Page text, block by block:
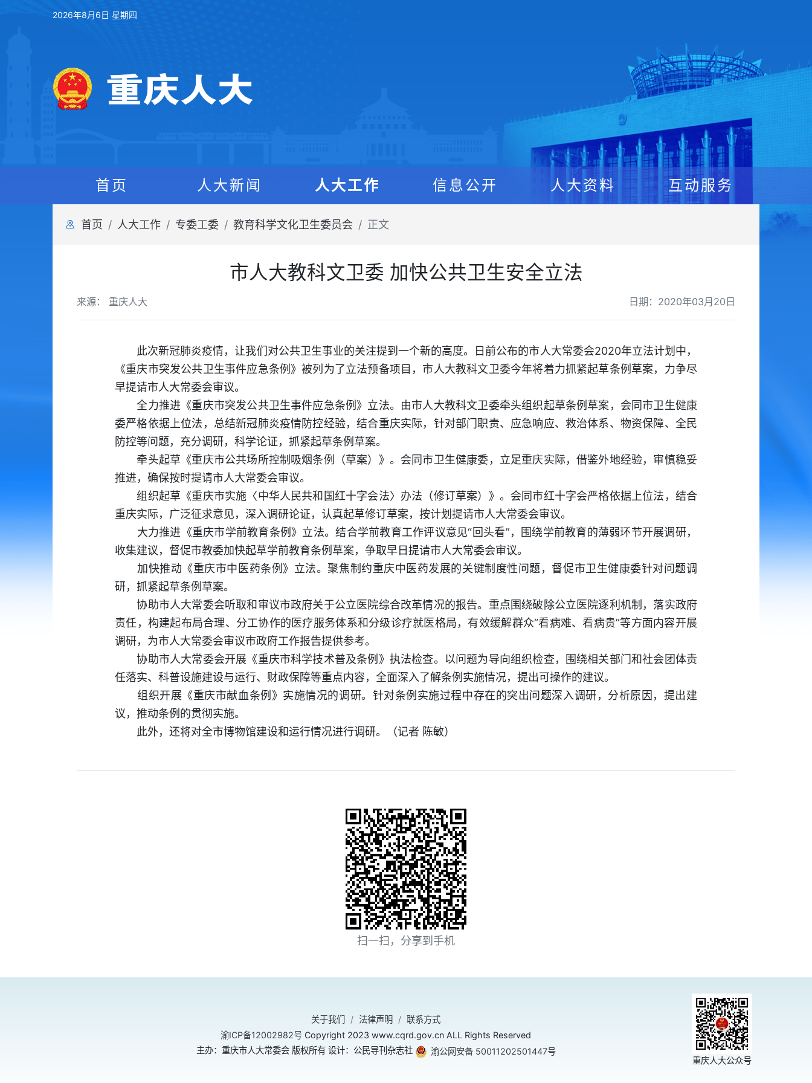
2026年8月6日 星期四
首页 人大新闻 人大工作 信息公开 人大资料 互动服务
首页 人大工作 专委工委 教育科学文化卫生委员会 正文
市人大教科文卫委 加快公共卫生安全立法
日期：2020年03月20日
来源： 重庆人大
此次新冠肺炎疫情，让我们对公共卫生事业的关注提到一个新的高度。日前公布的市人大常委会2020年立法计划中，
《重庆市突发公共卫生事件应急条例》被列为了立法预备项目，市人大教科文卫委今年将着力抓紧起草条例草案，力争尽
早提请市人大常委会审议。
全力推进《重庆市突发公共卫生事件应急条例》立法。由市人大教科文卫委牵头组织起草条例草案，会同市卫生健康
委严格依据上位法，总结新冠肺炎疫情防控经验，结合重庆实际，针对部门职责、应急响应、救治体系、物资保障、全民
防控等问题，充分调研，科学论证，抓紧起草条例草案。
牵头起草《重庆市公共场所控制吸烟条例（草案）》。会同市卫生健康委，立足重庆实际，借鉴外地经验，审慎稳妥
推进，确保按时提请市人大常委会审议。
组织起草《重庆市实施〈中华人民共和国红十字会法〉办法（修订草案）》。会同市红十字会严格依据上位法，结合
重庆实际，广泛征求意见，深入调研论证，认真起草修订草案，按计划提请市人大常委会审议。
大力推进《重庆市学前教育条例》立法。结合学前教育工作评议意见“回头看”，围绕学前教育的薄弱环节开展调研，
收集建议，督促市教委加快起草学前教育条例草案，争取早日提请市人大常委会审议。
加快推动《重庆市中医药条例》立法。聚焦制约重庆中医药发展的关键制度性问题，督促市卫生健康委针对问题调
研，抓紧起草条例草案。
协助市人大常委会听取和审议市政府关于公立医院综合改革情况的报告。重点围绕破除公立医院逐利机制，落实政府
责任，构建起布局合理、分工协作的医疗服务体系和分级诊疗就医格局，有效缓解群众“看病难、看病贵”等方面内容开展
调研，为市人大常委会审议市政府工作报告提供参考。
协助市人大常委会开展《重庆市科学技术普及条例》执法检查。以问题为导向组织检查，围绕相关部门和社会团体责
任落实、科普设施建设与运行、财政保障等重点内容，全面深入了解条例实施情况，提出可操作的建议。
组织开展《重庆市献血条例》实施情况的调研。针对条例实施过程中存在的突出问题深入调研，分析原因，提出建
议，推动条例的贯彻实施。
此外，还将对全市博物馆建设和运行情况进行调研。（记者 陈敏）
扫一扫，分享到手机
关于我们 法律声明
联系方式
渝ICP备12002982号 Copyright 2023 www.cqrd.gov.cn ALL Rights Reserved
主办：重庆市人大常委会 版权所有 设计：公民导刊杂志社
渝公网安备 50011202501447号
重庆人大公众号